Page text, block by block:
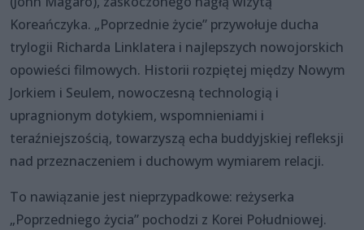
Koreańczyka. „Poprzednie życie” przywołuje ducha
trylogii Richarda Linklatera i najlepszych nowojorskich
opowieści filmowych. Historii rozpiętej między Nowym
Jorkiem i Seulem, nowoczesną technologią i
upragnionym dotykiem, wspomnieniami i
teraźniejszością, towarzyszą echa buddyjskiej refleksji
nad przeznaczeniem i duchowym wymiarem relacji.
To nawiązanie jest nieprzypadkowe: reżyserka
„Poprzedniego życia” pochodzi z Korei Południowej.